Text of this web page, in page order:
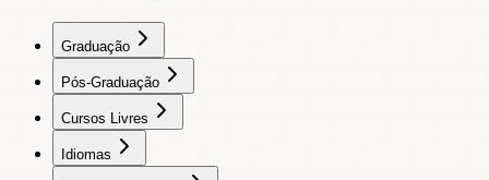
Graduação
Pós-Graduação
Cursos Livres
Idiomas